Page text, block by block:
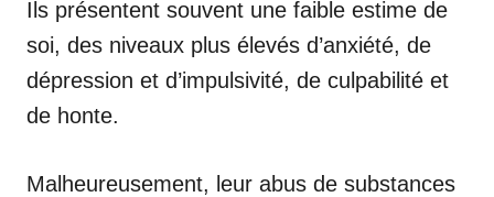
Ils présentent souvent une faible estime de
soi, des niveaux plus élevés d’anxiété, de
dépression et d’impulsivité, de culpabilité et
de honte.
Malheureusement, leur abus de substances